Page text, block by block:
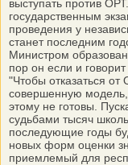
выступать против
государственным
проведения у
станет последним
Министром
пор он если и
"Чтобы отказаться
совершенную
этому не готовы.
судьбами тысяч
последующие годы
новых форм оценки
приемлемый для